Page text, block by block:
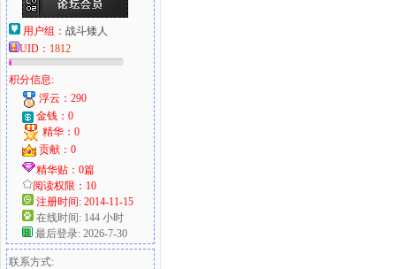
用户组： 战斗矮人
UID： 1812
积分信息:
浮云：290
金钱：0
精华：0
贡献：0
精华贴：0篇
阅读权限：10
注册时间: 2014-11-15
在线时间: 144 小时
最后登录: 2026-7-30
联系方式: